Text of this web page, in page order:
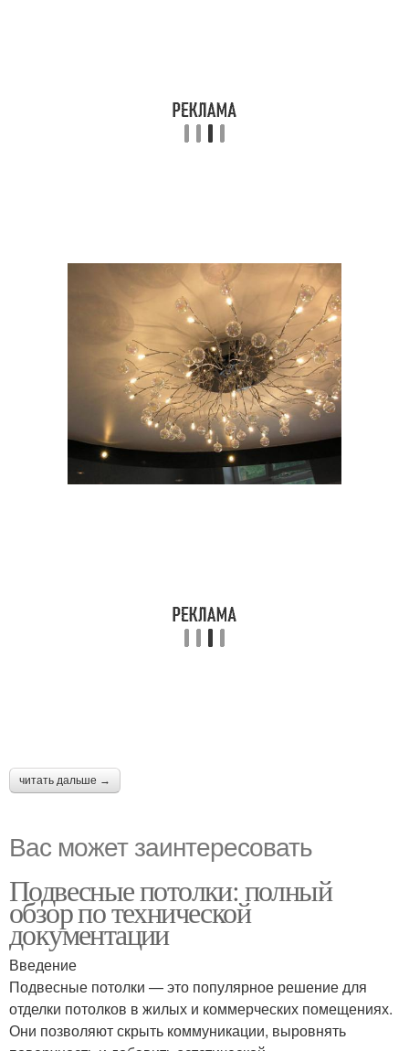
читать дальше →
Вас может заинтересовать
Подвесные потолки: полный
обзор по технической
документации
Введение
Подвесные потолки — это популярное решение для
отделки потолков в жилых и коммерческих помещениях.
Они позволяют скрыть коммуникации, выровнять